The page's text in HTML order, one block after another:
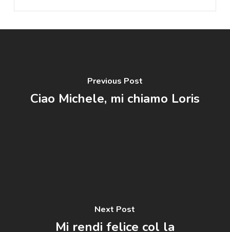
Previous Post
Ciao Michele, mi chiamo Loris
Next Post
Mi rendi felice col la